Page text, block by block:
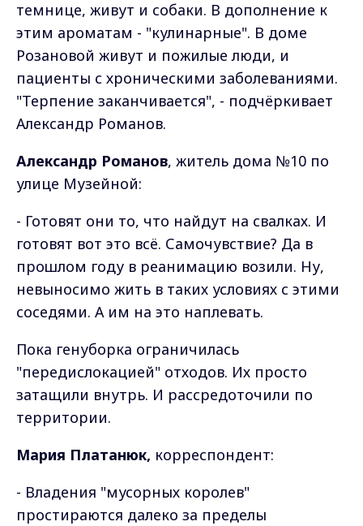
темнице, живут и собаки. В дополнение к
этим ароматам - "кулинарные". В доме
Розановой живут и пожилые люди, и
пациенты с хроническими заболеваниями.
"Терпение заканчивается", - подчёркивает
Александр Романов.
Александр Романов, житель дома №10 по
улице Музейной:
- Готовят они то, что найдут на свалках. И
готовят вот это всё. Самочувствие? Да в
прошлом году в реанимацию возили. Ну,
невыносимо жить в таких условиях с этими
соседями. А им на это наплевать.
Пока генуборка ограничилась
"передислокацией" отходов. Их просто
затащили внутрь. И рассредоточили по
территории.
Мария Платанюк, корреспондент:
- Владения "мусорных королев"
простираются далеко за пределы